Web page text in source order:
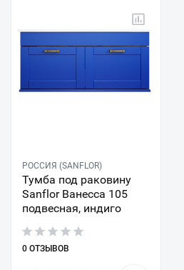
РОССИЯ (SANFLOR)
Тумба под раковину
Sanflor Ванесса 105
подвесная, индиго
0 ОТЗЫВОВ